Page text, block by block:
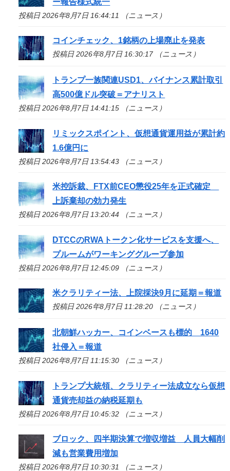
投稿日 2026年8月7日 16:44:11 （ニュース）
コインチェック、1銘柄の上場廃止を発表
投稿日 2026年8月7日 16:30:17 （ニュース）
トランプ一族関連USD1、バイナンス累計取引
高500億ドル突破＝アナリスト
投稿日 2026年8月7日 14:41:15 （ニュース）
リミックスポイント、仮想通貨運用益が累計約
1.6億円に
投稿日 2026年8月7日 13:54:43 （ニュース）
米控訴裁、FTX前CEO懲役25年を正式確定
上訴棄却の効力発生
投稿日 2026年8月7日 13:20:44 （ニュース）
DTCCのRWAトークン化サービスを支援へ、
プルームがワーキンググループ参加
投稿日 2026年8月7日 12:45:09 （ニュース）
米クラリティー法、上院採決9月に延期＝報道
投稿日 2026年8月7日 11:28:20 （ニュース）
北朝鮮ハッカー、コインベースも標的 1640
社侵入＝報道
投稿日 2026年8月7日 11:15:30 （ニュース）
トランプ大統領、クラリティー法成立なら仮想
通貨売却益の納税延期も
投稿日 2026年8月7日 10:45:32 （ニュース）
ブロック、四半期決算で増収増益 人員大幅削
減も営業費用増加
投稿日 2026年8月7日 10:30:31 （ニュース）